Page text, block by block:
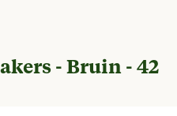
- Bruin - 42